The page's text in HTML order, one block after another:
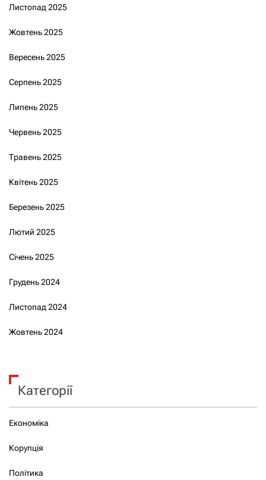
Листопад 2025
Жовтень 2025
Вересень 2025
Серпень 2025
Липень 2025
Червень 2025
Травень 2025
Квітень 2025
Березень 2025
Лютий 2025
Січень 2025
Грудень 2024
Листопад 2024
Жовтень 2024
Категорії
Економіка
Корупція
Політика